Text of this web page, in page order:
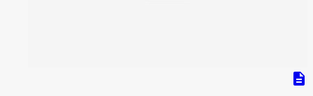
description